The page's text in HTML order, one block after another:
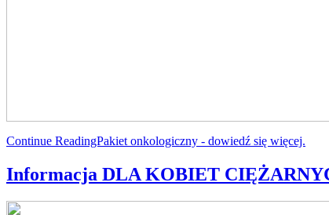
Continue ReadingPakiet onkologiczny - dowiedź się więcej.
Informacja DLA KOBIET